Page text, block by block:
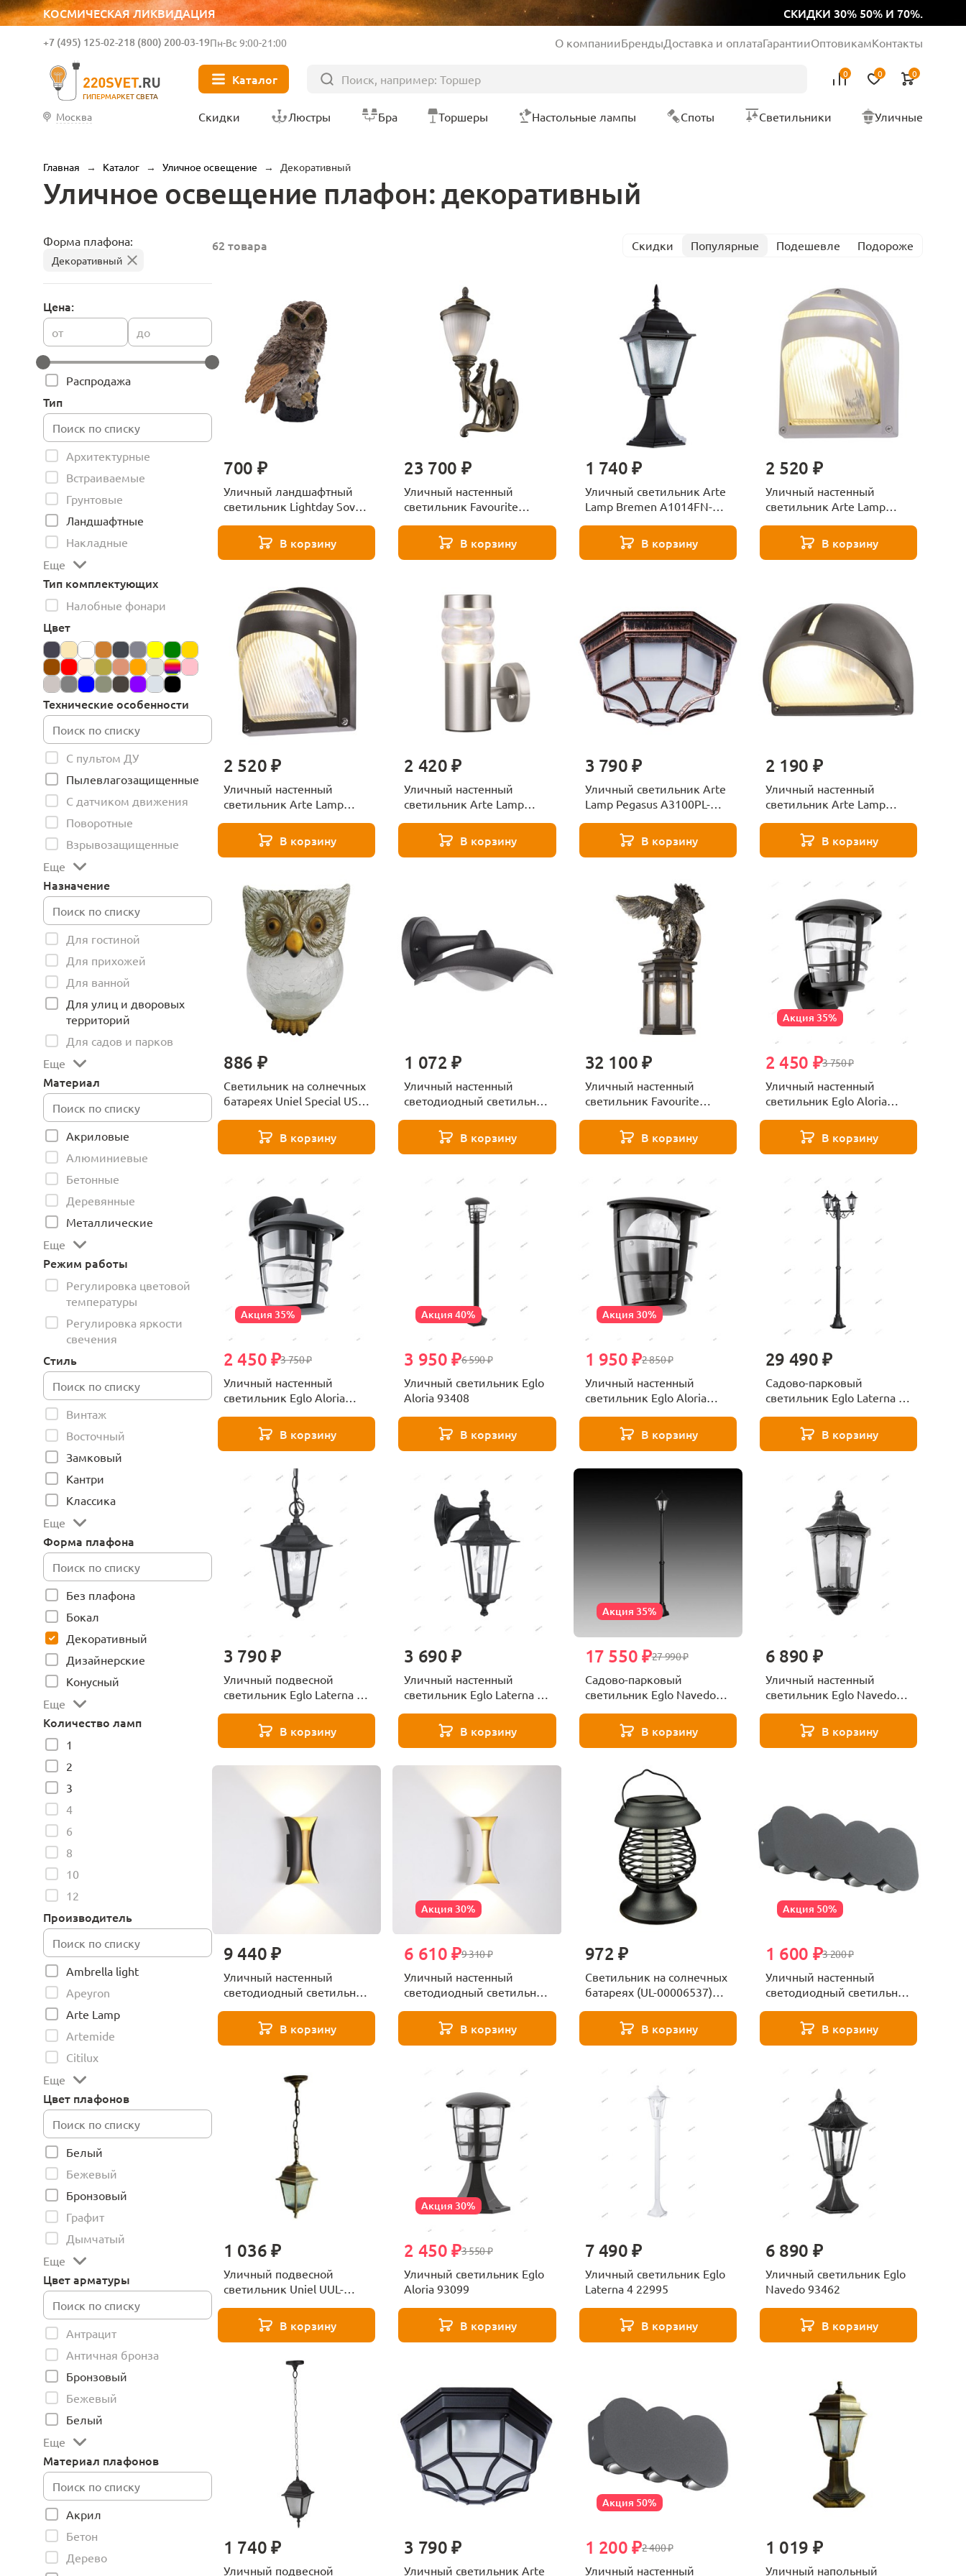
КОСМИЧЕСКАЯ ЛИКВИДАЦИЯ СКИДКИ 30% 50% И 70%.
ГИПЕРМАРКЕТ СВЕТА
+7 (495) 125-02-218 (800) 200-03-19Пн-Вс 9:00-21:00 О компанииБрендыДоставка и оплатаГарантииОптовикамКонтакты
Каталог 0 0 0
Москва Скидки Люстры Бра Торшеры Настольные лампы Споты Светильники Уличные
Главная → Каталог → Уличное освещение → Декоративный
Уличное освещение плафон: декоративный
Форма плафона:
Декоративный
Цена:
от до
Распродажа
Тип
Архитектурные
Встраиваемые
Грунтовые
Ландшафтные
Накладные
Еще
Тип комплектующих
Налобные фонари
Цвет
Технические особенности
С пультом ДУ
Пылевлагозащищенные
С датчиком движения
Поворотные
Взрывозащищенные
Еще
Назначение
Для гостиной
Для прихожей
Для ванной
Для улиц и дворовых
территорий
Для садов и парков
Еще
Материал
Акриловые
Алюминиевые
Бетонные
Деревянные
Металлические
Еще
Режим работы
Регулировка цветовой
температуры
Регулировка яркости
свечения
Стиль
Винтаж
Восточный
Замковый
Кантри
Классика
Еще
Форма плафона
Без плафона
Бокал
Декоративный
Дизайнерские
Конусный
Еще
Количество ламп
1
2
3
4
6
8
10
12
Производитель
Ambrella light
Apeyron
Arte Lamp
Artemide
Citilux
Еще
Цвет плафонов
Белый
Бежевый
Бронзовый
Графит
Дымчатый
Еще
Цвет арматуры
Антрацит
Античная бронза
Бронзовый
Бежевый
Белый
Еще
Материал плафонов
Акрил
Бетон
Дерево
62 товара Скидки Популярные Подешевле Подороже
700 ₽
Уличный ландшафтный
светильник Lightday Sov
В корзину
23 700 ₽
Уличный настенный
светильник Favourite
В корзину
1 740 ₽
Уличный светильник Arte
Lamp Bremen A1014FN-
В корзину
2 520 ₽
Уличный настенный
светильник Arte Lamp
В корзину
2 520 ₽
Уличный настенный
светильник Arte Lamp
В корзину
2 420 ₽
Уличный настенный
светильник Arte Lamp
В корзину
3 790 ₽
Уличный светильник Arte
Lamp Pegasus A3100PL-
В корзину
2 190 ₽
Уличный настенный
светильник Arte Lamp
В корзину
886 ₽
Светильник на солнечных
батареях Uniel Special USL-
00007867 В корзину
1 072 ₽
Уличный настенный
светодиодный светильник
S10A-8W/4000K IP54
В корзину
32 100 ₽
Уличный настенный
светильник Favourite
В корзину
Акция 35%
3 750 ₽
2 450 ₽
Уличный настенный
светильник Eglo Aloria
В корзину
Акция 35%
3 750 ₽
2 450 ₽
Уличный настенный
светильник Eglo Aloria
В корзину
Акция 40%
6 590 ₽
3 950 ₽
Уличный светильник Eglo
Aloria 93408
В корзину
Акция 30%
2 850 ₽
1 950 ₽
Уличный настенный
светильник Eglo Aloria
В корзину
29 490 ₽
Садово-парковый
светильник Eglo Laterna 4
В корзину
3 790 ₽
Уличный подвесной
светильник Eglo Laterna 4
В корзину
3 690 ₽
Уличный настенный
светильник Eglo Laterna 4
В корзину
Акция 35%
27 990 ₽
17 550 ₽
Садово-парковый
светильник Eglo Navedo
В корзину
6 890 ₽
Уличный настенный
светильник Eglo Navedo
В корзину
9 440 ₽
Уличный настенный
светодиодный светильник
3886/6BG В корзину
Акция 30%
9 310 ₽
6 610 ₽
Уличный настенный
светодиодный светильник
3886/6WG В корзину
972 ₽
Светильник на солнечных
батареях (UL-00006537)
300/PМ310 Bug Zapper
В корзину
Акция 50%
3 200 ₽
1 600 ₽
Уличный настенный
светодиодный светильник
В корзину
1 036 ₽
Уличный подвесной
светильник Uniel UUL-
UL-00009490В корзину
Акция 30%
3 550 ₽
2 450 ₽
Уличный светильник Eglo
Aloria 93099
В корзину
7 490 ₽
Уличный светильник Eglo
Laterna 4 22995
В корзину
6 890 ₽
Уличный светильник Eglo
Navedo 93462
В корзину
1 740 ₽
Уличный подвесной
3 790 ₽
Уличный светильник Arte
Акция 50%
2 400 ₽
1 200 ₽
Уличный настенный
1 019 ₽
Уличный напольный